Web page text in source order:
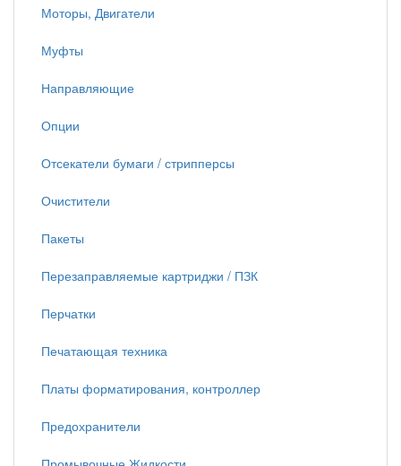
Моторы, Двигатели
Муфты
Направляющие
Опции
Отсекатели бумаги / стрипперсы
Очистители
Пакеты
Перезаправляемые картриджи / ПЗК
Перчатки
Печатающая техника
Платы форматирования, контроллер
Предохранители